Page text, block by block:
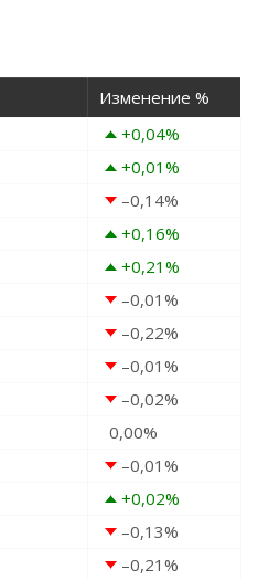
Изменение %
+0,04%
+0,01%
–0,14%
+0,16%
+0,21%
–0,01%
–0,22%
–0,01%
–0,02%
0,00%
–0,01%
+0,02%
–0,13%
–0,21%